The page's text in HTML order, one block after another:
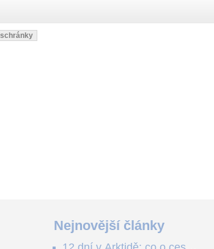
Nejnovější články